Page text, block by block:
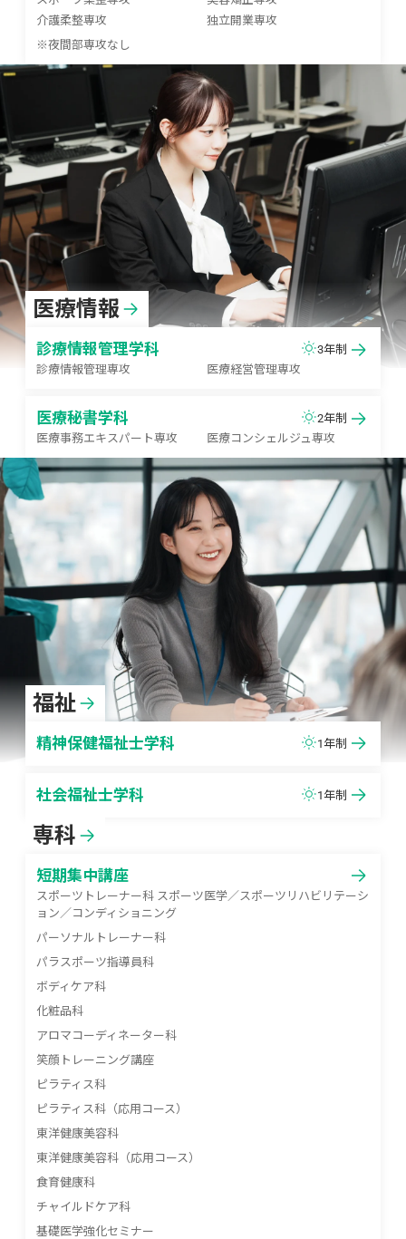
介護柔整専攻
独立開業専攻
※夜間部専攻なし
医療情報
診療情報管理学科
3年制
診療情報管理専攻
医療経営管理専攻
医療秘書学科
2年制
医療事務エキスパート専攻
医療コンシェルジュ専攻
福祉
精神保健福祉士学科 1年制
社会福祉士学科 1年制
専科
短期集中講座
スポーツトレーナー科 スポーツ医学／スポーツリハビリテーシ
ョン／コンディショニング
パーソナルトレーナー科
パラスポーツ指導員科
ボディケア科
化粧品科
アロマコーディネーター科
笑顔トレーニング講座
ピラティス科
ピラティス科（応用コース）
東洋健康美容科
東洋健康美容科（応用コース）
食育健康科
チャイルドケア科
基礎医学強化セミナー